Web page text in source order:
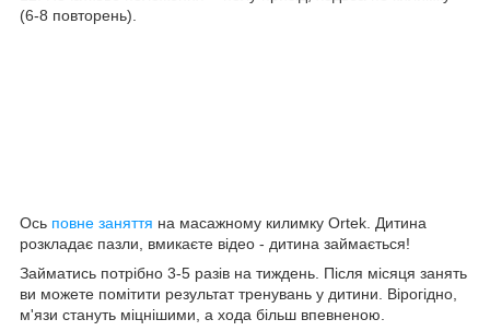
(6-8 повторень).
Ось повне заняття на масажному килимку Ortek. Дитина
розкладає пазли, вмикаєте відео - дитина займається!
Займатись потрібно 3-5 разів на тиждень. Після місяця занять
ви можете помітити результат тренувань у дитини. Вірогідно,
м'язи стануть міцнішими, а хода більш впевненою.